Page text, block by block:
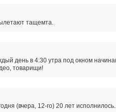
тащемта.
день в 4:30 утра под окном
товарищи!
(вчера, 12-го) 20 лет исполнилось.